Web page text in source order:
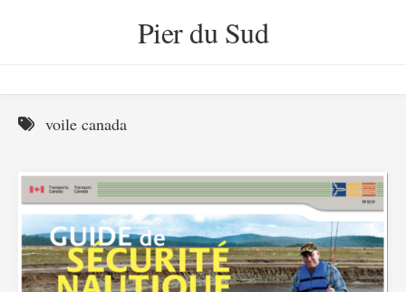
Pier du Sud
voile canada